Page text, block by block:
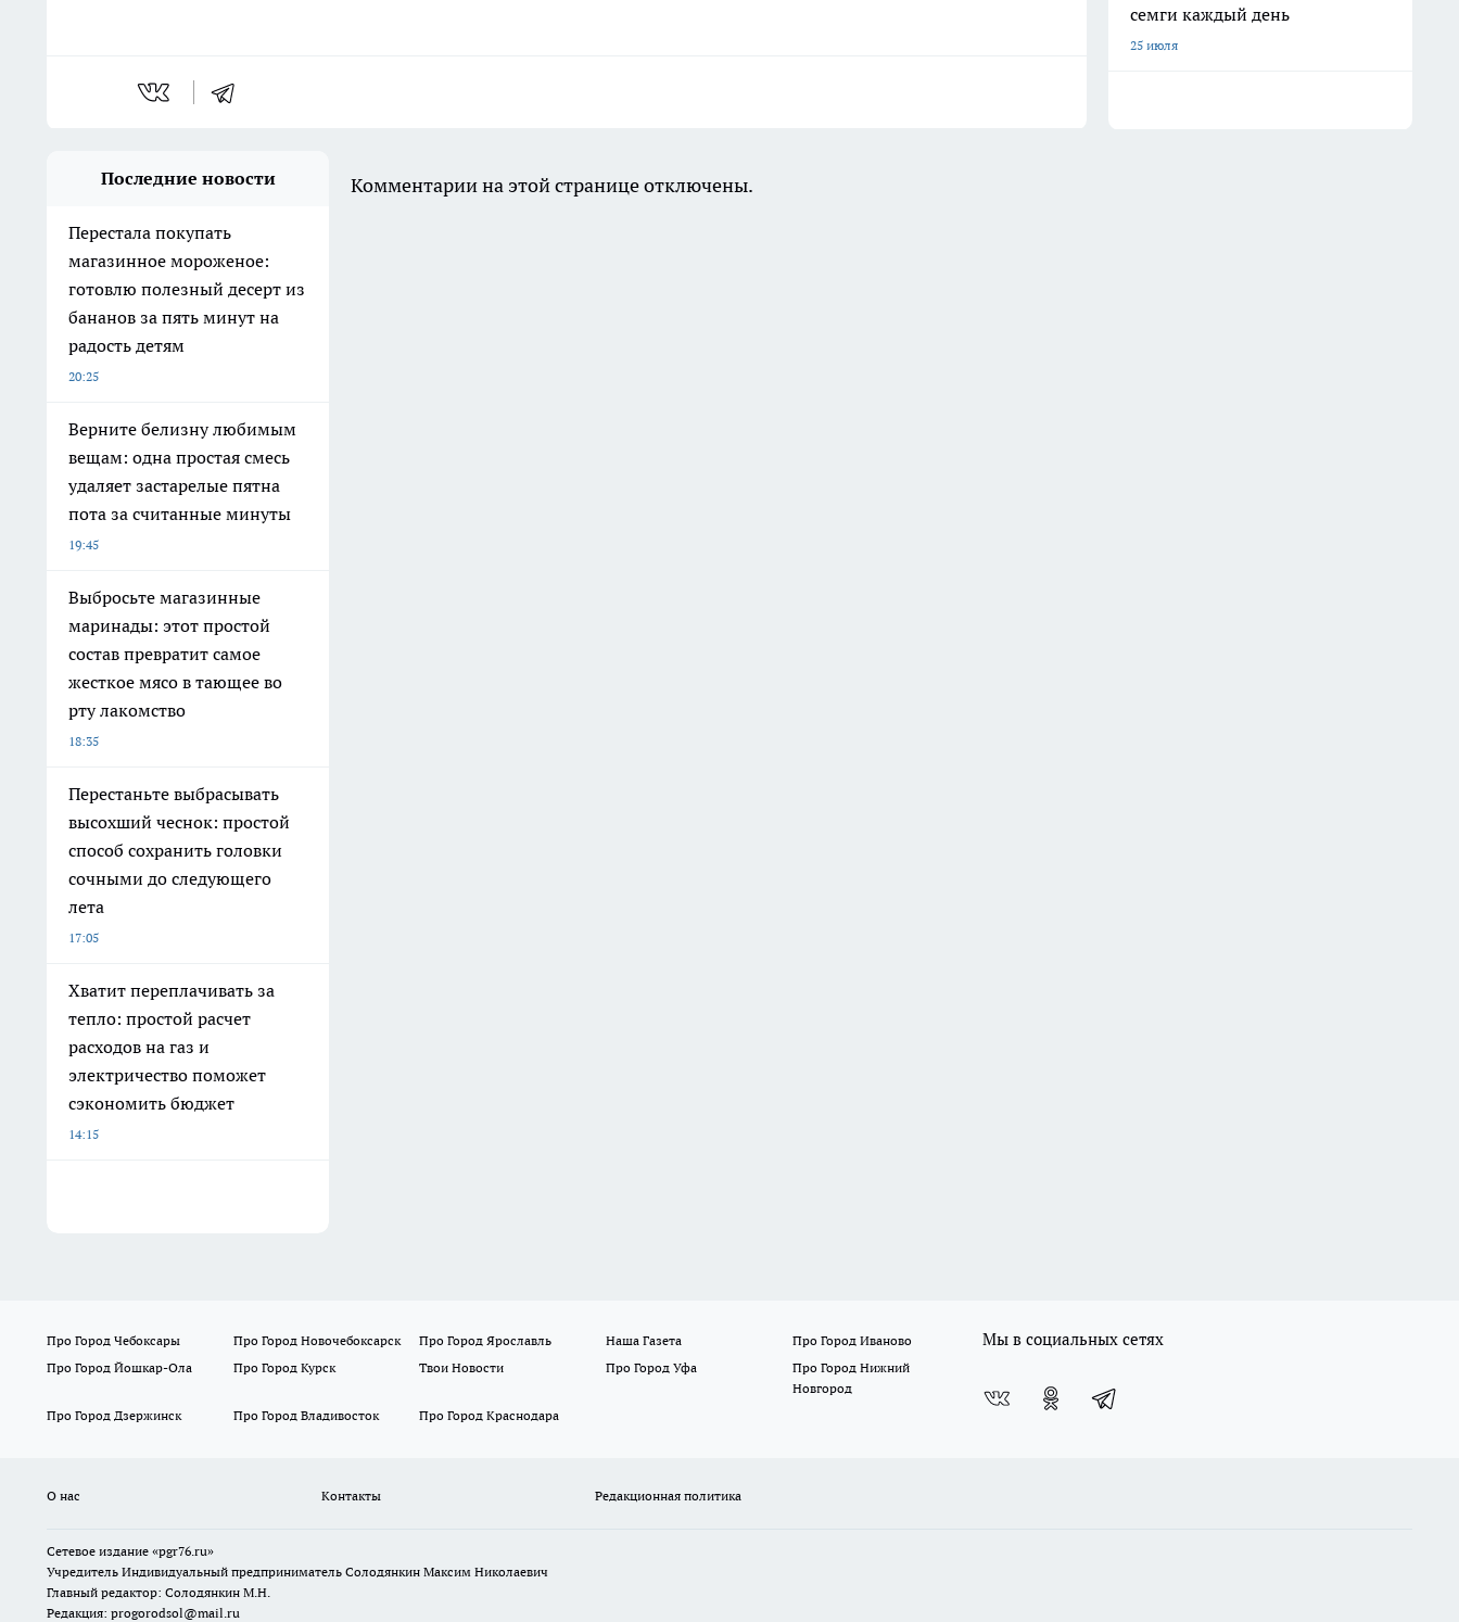
семги каждый день
25 июля
Последние новости
Перестала покупать
магазинное мороженое:
готовлю полезный десерт из
бананов за пять минут на
радость детям
20:25
Верните белизну любимым
вещам: одна простая смесь
удаляет застарелые пятна
пота за считанные минуты
19:45
Выбросьте магазинные
маринады: этот простой
состав превратит самое
жесткое мясо в тающее во
рту лакомство
18:35
Перестаньте выбрасывать
высохший чеснок: простой
способ сохранить головки
сочными до следующего
лета
17:05
Хватит переплачивать за
тепло: простой расчет
расходов на газ и
электричество поможет
сэкономить бюджет
14:15
Комментарии на этой странице отключены.
Про Город Чебоксары Про Город Новочебоксарск Про Город Ярославль Наша Газета
Про Город Иваново
Про Город Йошкар-Ола
Про Город Курск Твои Новости Про Город Уфа
Про Город Нижний
Новгород
Про Город Дзержинск
Про Город Владивосток Про Город Краснодара
Мы в социальных сетях
О нас Контакты Редакционная политика
Сетевое издание «pgr76.ru»
Учредитель Индивидуальный предприниматель Солодянкин Максим Николаевич
Главный редактор: Солодянкин М.Н.
Редакция: progorodsol@mail.ru